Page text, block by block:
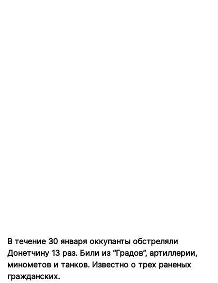
В течение 30 января оккупанты обстреляли
Донетчину 13 раз. Били из “Градов”, артиллерии,
минометов и танков. Известно о трех раненых
гражданских.